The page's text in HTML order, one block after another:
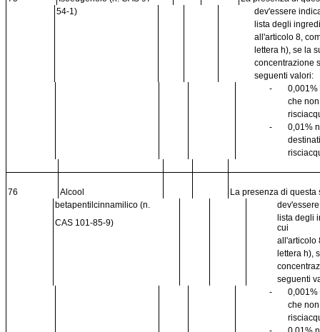
54-1)
dev'essere
lista degli
all'articolo 8,
lettera h), se la
concentrazione
seguenti valori:
-
che
-
0,01%
76 Alcool
La presenza di
betapentilcinnamilico (n.
CAS 101-85-9)
lista degli
cui
all'articolo
lettera h),
seguenti
-
che